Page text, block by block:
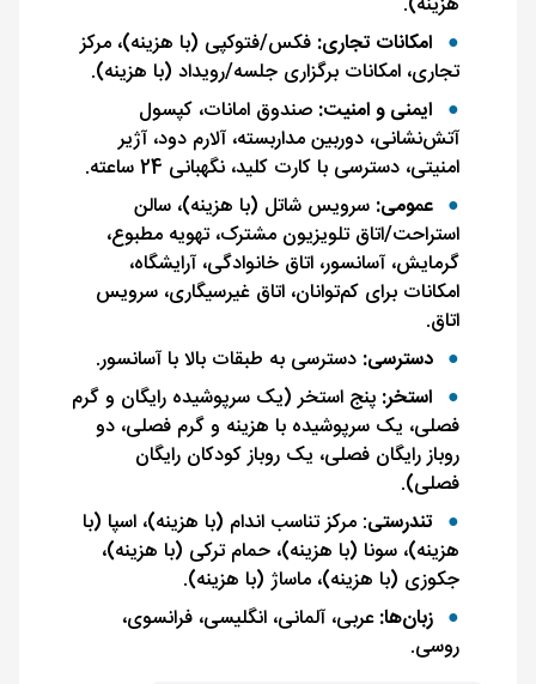
امکانات تجاری: فکس/فتوکپی (با هزینه)، مرکز
تجاری، امکانات برگزاری جلسه/رویداد (با هزینه).
ایمنی و امنیت: صندوق امانات، کپسول
آتش‌نشانی، دوربین مداربسته، آلارم دود، آژیر
امنیتی، دسترسی با کارت کلید، نگهبانی 24 ساعته.
عمومی: سرویس شاتل (با هزینه)، سالن
استراحت/اتاق تلویزیون مشترک، تهویه مطبوع،
گرمایش، آسانسور، اتاق خانوادگی، آرایشگاه،
امکانات برای کم‌توانان، اتاق غیرسیگاری، سرویس
اتاق.
دسترسی: دسترسی به طبقات بالا با آسانسور.
استخر: پنج استخر (یک سرپوشیده رایگان و گرم
فصلی، یک سرپوشیده با هزینه و گرم فصلی، دو
روباز رایگان فصلی، یک روباز کودکان رایگان
فصلی).
تندرستی: مرکز تناسب اندام (با هزینه)، اسپا (با
هزینه)، سونا (با هزینه)، حمام ترکی (با هزینه)،
جکوزی (با هزینه)، ماساژ (با هزینه).
زبان‌ها:عربی، آلمانی، انگلیسی، فرانسوی،
روسی.